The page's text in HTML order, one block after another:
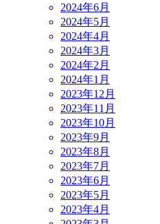
2024年6月
2024年5月
2024年4月
2024年3月
2024年2月
2024年1月
2023年12月
2023年11月
2023年10月
2023年9月
2023年8月
2023年7月
2023年6月
2023年5月
2023年4月